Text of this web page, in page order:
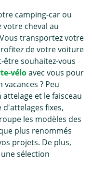
camping-car ou
votre cheval au
transportez votre
de votre voiture
être souhaitez-vous
véloavec vous pour
? Peu
et le faisceau
fixes,
les modèles des
plus renommés
projets. De plus,
sélection